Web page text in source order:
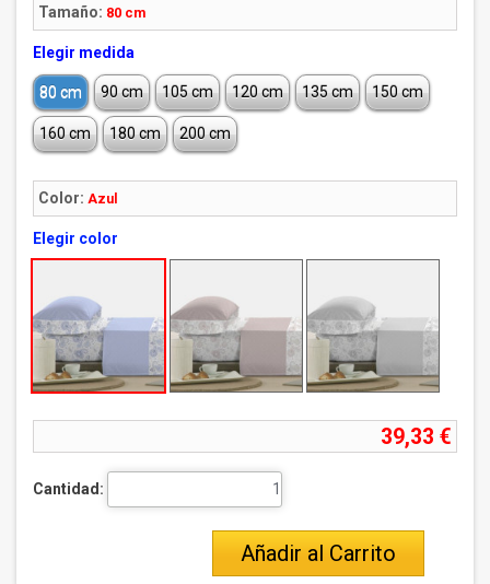
Tamaño: 80 cm
Elegir medida
80 cm 90 cm 105 cm 120 cm 135 cm 150 cm
160 cm 180 cm 200 cm
Color: Azul
Elegir color
39,33 €
Cantidad:
Añadir al Carrito